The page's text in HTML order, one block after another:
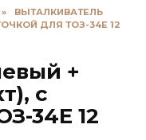
»
ВЫТАЛКИВАТЕЛЬ
ДЛЯ ТОЗ-34Е 12
+
с
34Е 12